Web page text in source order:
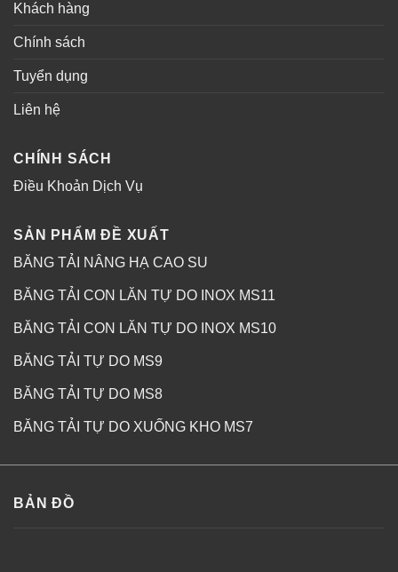
Khách hàng
Chính sách
Tuyển dụng
Liên hệ
CHÍNH SÁCH
Điều Khoản Dịch Vụ
SẢN PHẨM ĐỀ XUẤT
BĂNG TẢI NÂNG HẠ CAO SU
BĂNG TẢI CON LĂN TỰ DO INOX MS11
BĂNG TẢI CON LĂN TỰ DO INOX MS10
BĂNG TẢI TỰ DO MS9
BĂNG TẢI TỰ DO MS8
BĂNG TẢI TỰ DO XUỐNG KHO MS7
BẢN ĐỒ